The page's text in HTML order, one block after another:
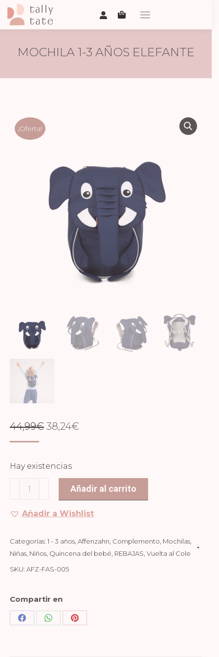
MOCHILA 1-3 AÑOS ELEFANTE
¡Oferta!
44,99€ EL
ORIGINAL
ERA:
44,99€.
38,24€
ES:
38,24€.
Hay existencias
Mochila
3
Elefante
cantidad
Añadir al carrito
Añadir a Wishlist
Categorías: 1 - 3 años Affenzahn Complemento Mochilas
Niñas Niños Quincena del bebé REBAJAS Vuelta al Cole
SKU: AFZ-FAS-005
Compartir en
Share Share Share